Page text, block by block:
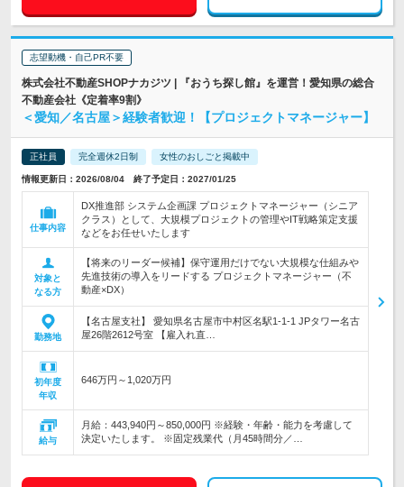
志望動機・自己PR不要
株式会社不動産SHOPナカジツ | 『おうち探し館』を運営！愛知県の総合
不動産会社《定着率9割》
＜愛知／名古屋＞経験者歓迎！【プロジェクトマネージャー】
正社員 完全週休2日制 女性のおしごと掲載中
情報更新日：2026/08/04 終了予定日：2027/01/25
仕事内容
DX推進部 システム企画課 プロジェクトマネージャー（シニア
クラス）として、大規模プロジェクトの管理やIT戦略策定支援
などをお任せいたします
対象と
なる方
【将来のリーダー候補】保守運用だけでない大規模な仕組みや
先進技術の導入をリードする プロジェクトマネージャー（不
動産×DX）
勤務地
【名古屋支社】 愛知県名古屋市中村区名駅1-1-1 JPタワー名古
屋26階2612号室 【雇入れ直…
初年度
年収
646万円～1,020万円
給与
月給：443,940円～850,000円 ※経験・年齢・能力を考慮して
決定いたします。 ※固定残業代（月45時間分／…